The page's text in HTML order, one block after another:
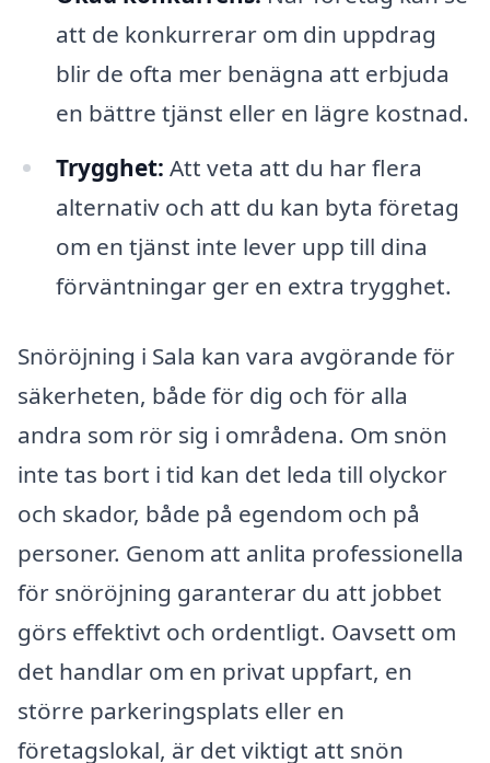
att de konkurrerar om din uppdrag
blir de ofta mer benägna att erbjuda
en bättre tjänst eller en lägre kostnad.
Trygghet: Att veta att du har flera
alternativ och att du kan byta företag
om en tjänst inte lever upp till dina
förväntningar ger en extra trygghet.
Snöröjning i Sala kan vara avgörande för
säkerheten, både för dig och för alla
andra som rör sig i områdena. Om snön
inte tas bort i tid kan det leda till olyckor
och skador, både på egendom och på
personer. Genom att anlita professionella
för snöröjning garanterar du att jobbet
görs effektivt och ordentligt. Oavsett om
det handlar om en privat uppfart, en
större parkeringsplats eller en
företagslokal, är det viktigt att snön